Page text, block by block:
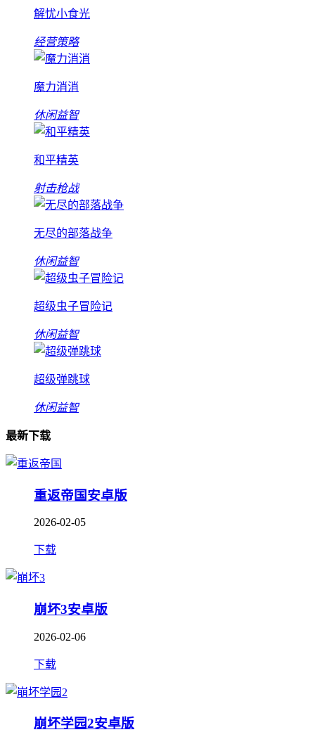
解忧小食光
经营策略
魔力消消
休闲益智
和平精英
射击枪战
无尽的部落战争
休闲益智
超级虫子冒险记
休闲益智
超级弹跳球
休闲益智
最新下载
重返帝国安卓版
2026-02-05
下载
崩坏3安卓版
2026-02-06
下载
崩坏学园2安卓版